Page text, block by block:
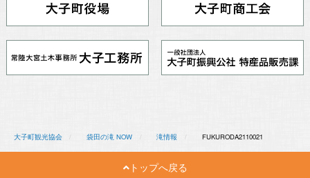
大子町観光協会 袋田の滝 NOW 滝情報 FUKURODA2110021
トップへ戻る